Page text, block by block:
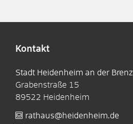
Kontakt
Stadt Heidenheim an der Brenz
Grabenstraße 15
89522 Heidenheim
rathaus@heidenheim.de